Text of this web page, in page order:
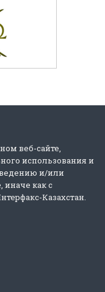
веб-сайте,
использования и
и/или
иначе как с
Казахстан.